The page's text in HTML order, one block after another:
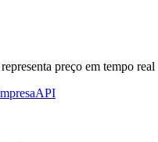
preço em tempo
API